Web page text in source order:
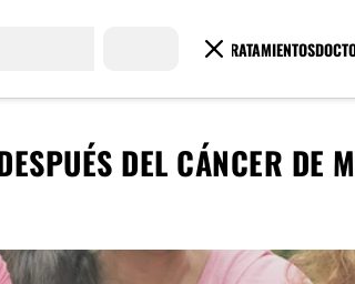
TRATAMIENTOS
DEL CÁNCER DE